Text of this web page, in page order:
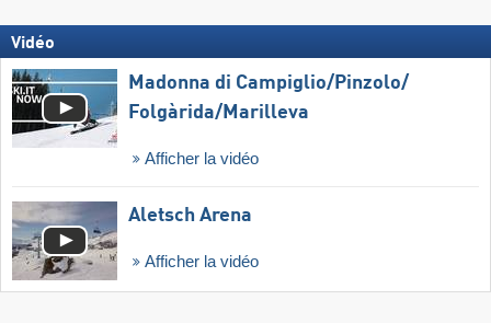
Vidéo
Madonna di Campiglio/​Pinzolo/​
Folgàrida/​Marilleva
Afficher la vidéo
Aletsch Arena
Afficher la vidéo